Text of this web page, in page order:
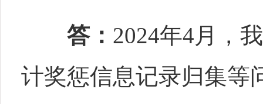
答： 2024年4月，
计奖惩信息记录归集等